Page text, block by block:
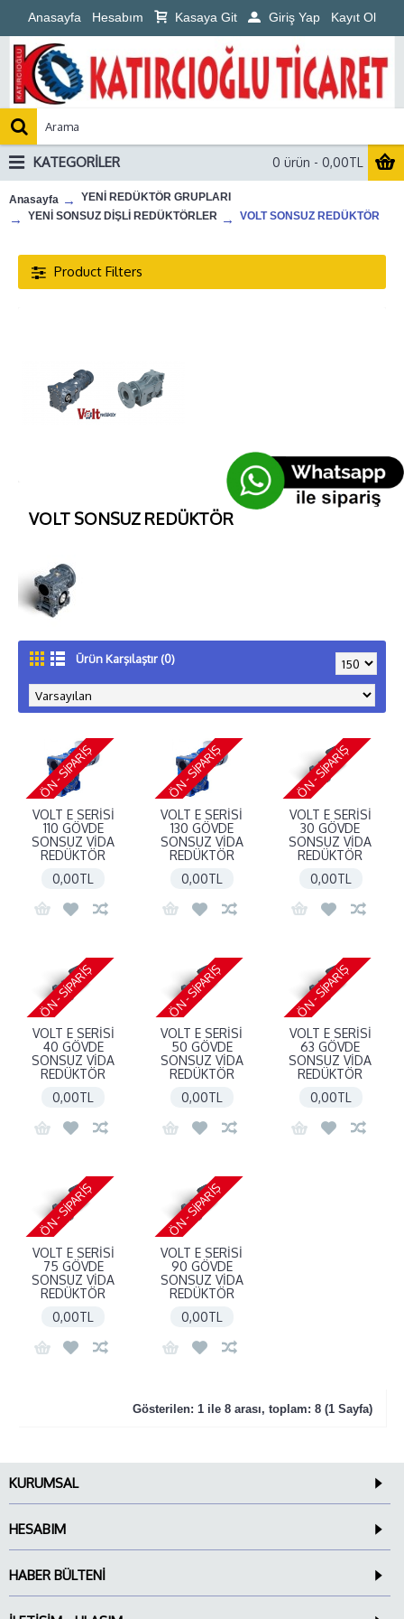
Anasayfa Hesabım Kasaya Git Giriş Yap Kayıt Ol
0 ürün - 0,00TL
KATEGORILER
Anasayfa
YENİ REDÜKTÖR GRUPLARI
YENİ SONSUZ DİŞLİ REDÜKTÖRLER
VOLT SONSUZ REDÜKTÖR
Product Filters
VOLT SONSUZ REDÜKTÖR
Ürün Karşılaştır (0)
ÖN - SIPARIŞ
VOLT E SERİSİ
110 GÖVDE
SONSUZ VİDA
REDÜKTÖR
0,00TL
ÖN - SIPARIŞ
VOLT E SERİSİ
130 GÖVDE
SONSUZ VİDA
REDÜKTÖR
0,00TL
ÖN - SIPARIŞ
VOLT E SERİSİ
30 GÖVDE
SONSUZ VİDA
REDÜKTÖR
0,00TL
ÖN - SIPARIŞ
VOLT E SERİSİ
40 GÖVDE
SONSUZ VİDA
REDÜKTÖR
0,00TL
ÖN - SIPARIŞ
VOLT E SERİSİ
50 GÖVDE
SONSUZ VİDA
REDÜKTÖR
0,00TL
ÖN - SIPARIŞ
VOLT E SERİSİ
63 GÖVDE
SONSUZ VİDA
REDÜKTÖR
0,00TL
ÖN - SIPARIŞ
VOLT E SERİSİ
75 GÖVDE
SONSUZ VİDA
REDÜKTÖR
0,00TL
ÖN - SIPARIŞ
VOLT E SERİSİ
90 GÖVDE
SONSUZ VİDA
REDÜKTÖR
0,00TL
Gösterilen: 1 ile 8 arası, toplam: 8 (1 Sayfa)
KURUMSAL
HESABIM
HABER BÜLTENI